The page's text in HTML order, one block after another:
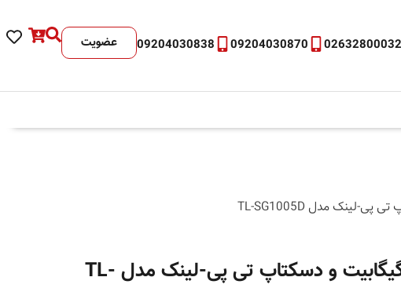
عضویت 09204030838 09204030870
سوییچ 5 پورت گیگابیت و دسکتاپ تی پی-لینک مدل TL-